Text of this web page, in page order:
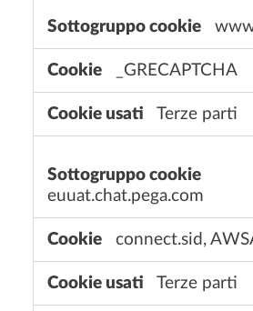
_GRECAPTCHA
Terze parti
euuat.chat.pega.com
connect.sid,
Terze parti